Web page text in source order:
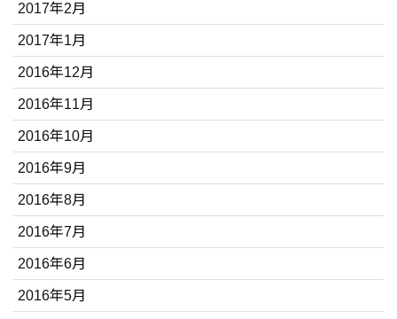
2017年2月
2017年1月
2016年12月
2016年11月
2016年10月
2016年9月
2016年8月
2016年7月
2016年6月
2016年5月